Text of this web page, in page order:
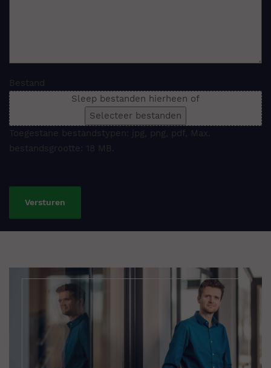
Bestand
Sleep bestanden hierheen of
Selecteer bestanden
Toegestane bestandstypen: jpg, png, pdf, Max.
bestandsgrootte: 18 MB.